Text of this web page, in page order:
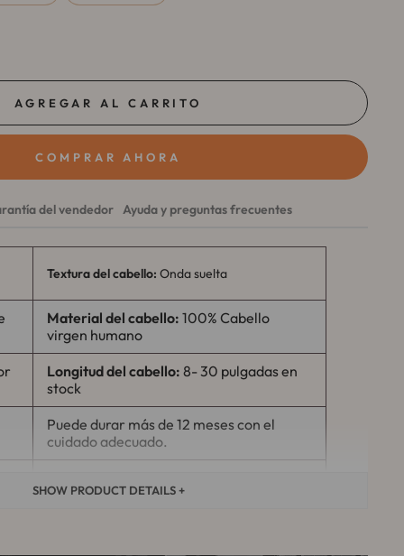
AGREGAR AL CARRITO
COMPRAR AHORA
del vendedor Ayuda y preguntas frecuentes
Textura del cabello: Onda suelta
Material del cabello: 100% Cabello
virgen humano
Longitud del cabello: 8- 30 pulgadas en
stock
Puede durar más de 12 meses con el
cuidado adecuado.
rebotante
SHOW PRODUCT DETAILS +